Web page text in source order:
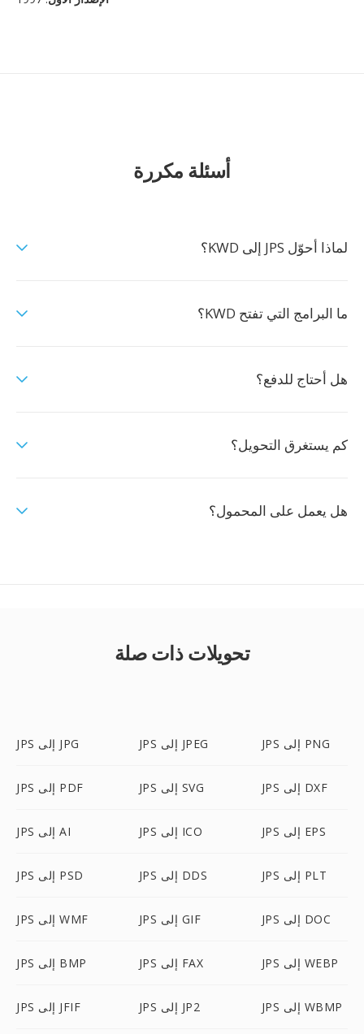
أسئلة مكررة
لماذا أحوّل JPS إلى KWD؟
ما البرامج التي تفتح KWD؟
هل أحتاج للدفع؟
كم يستغرق التحويل؟
هل يعمل على المحمول؟
تحويلات ذات صلة
JPS إلى JPG JPS إلى JPEG JPS إلى PNG
JPS إلى PDF JPS إلى SVG JPS إلى DXF
JPS إلى AI JPS إلى ICO JPS إلى EPS
JPS إلى PSD JPS إلى DDS JPS إلى PLT
JPS إلى WMF JPS إلى GIF JPS إلى DOC
JPS إلى BMP JPS إلى FAX JPS إلى WEBP
JPS إلى JFIF JPS إلى JP2 JPS إلى WBMP